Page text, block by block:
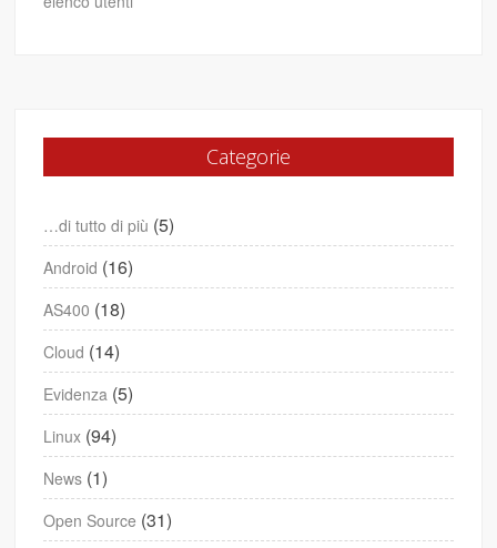
Categorie
…di tutto di più (5)
Android (16)
AS400 (18)
Cloud (14)
Evidenza (5)
Linux (94)
News (1)
Open Source (31)